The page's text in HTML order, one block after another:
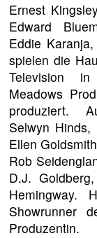
Ernest
Edward
Eddie
spielen die
Television
Meadows
produziert.
Selwyn
Ellen
Rob
D.J.
Hemingway.
Showrunner
Produzentin.